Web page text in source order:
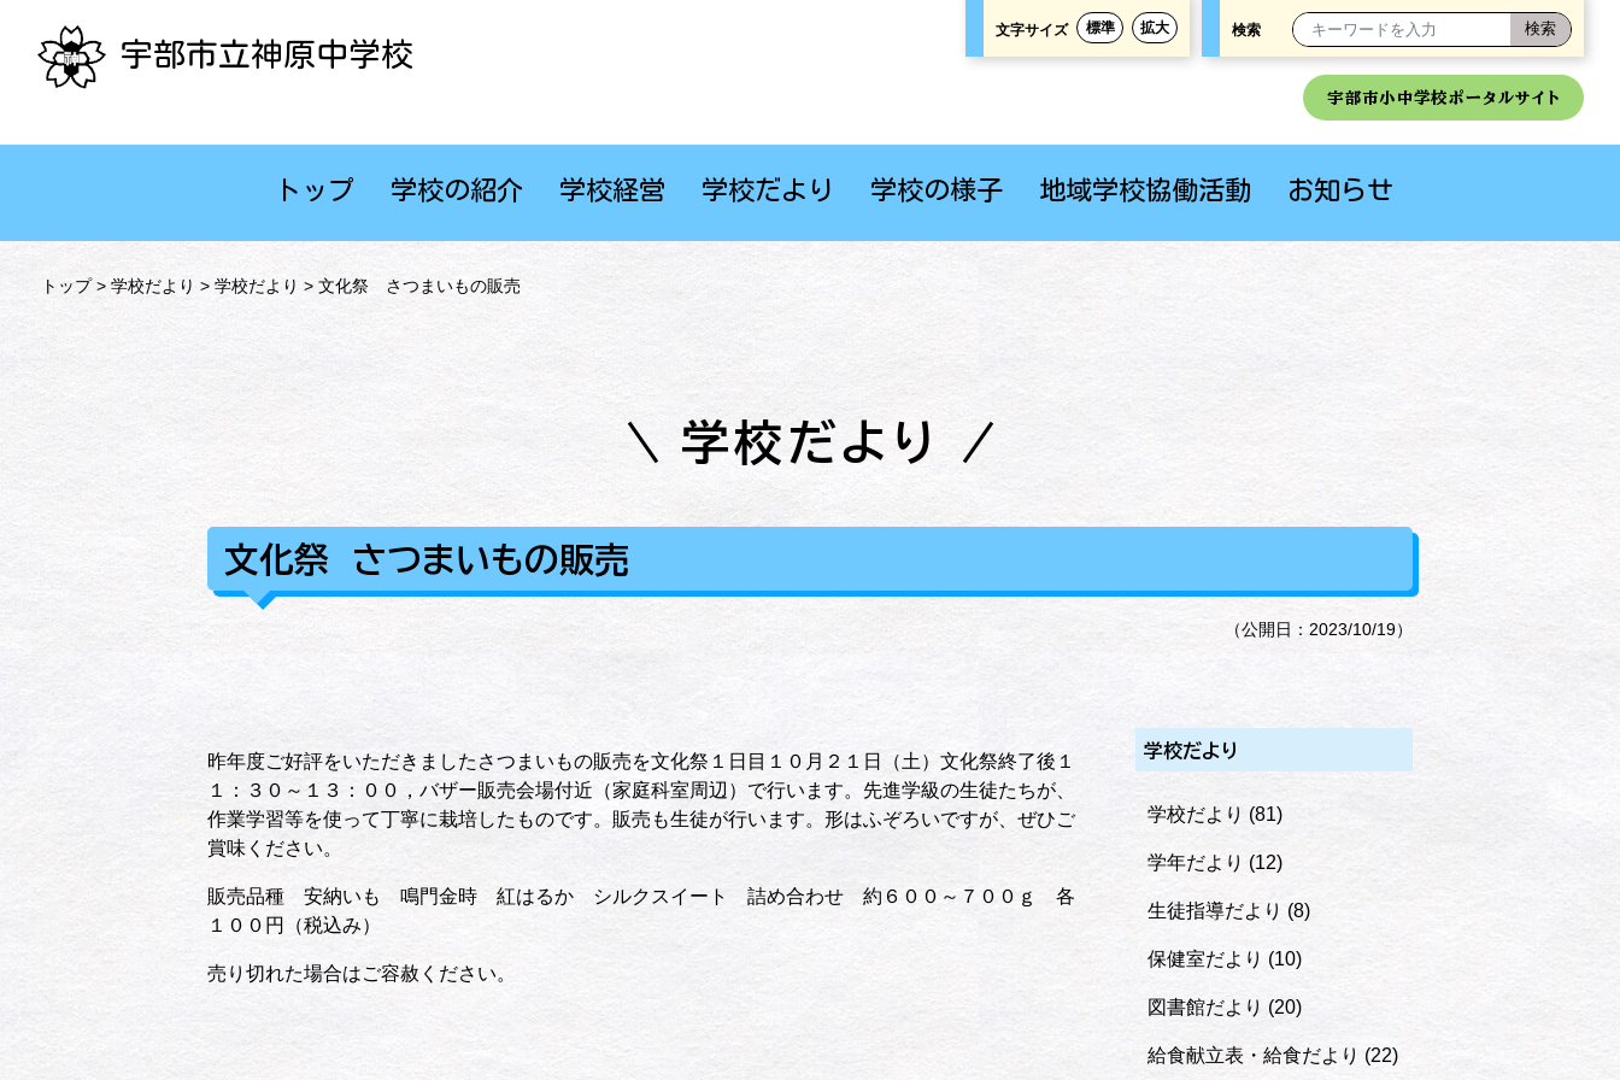
宇部市立神原中学校
文字サイズ 標準 拡大 検索
宇部市小中学校ポータルサイト
トップ 学校の紹介 学校経営 学校だより 学校の様子 地域学校協働活動 お知らせ
トップ> 学校だより > 学校だより > 文化祭 さつまいもの販売
学校だより
文化祭 さつまいもの販売
（公開日：2023/10/19）
昨年度ご好評をいただきましたさつまいもの販売を文化祭１日目１０月２１日（土）文化祭終了後１
１：３０～１３：００，バザー販売会場付近（家庭科室周辺）で行います。先進学級の生徒たちが、
作業学習等を使って丁寧に栽培したものです。販売も生徒が行います。形はふぞろいですが、ぜひご
賞味ください。
販売品種 安納いも 鳴門金時 紅はるか シルクスイート 詰め合わせ 約６００～７００ｇ 各
１００円（税込み）
売り切れた場合はご容赦ください。
学校だより
学校だより (81)
学年だより (12)
生徒指導だより (8)
保健室だより (10)
図書館だより (20)
給食献立表・給食だより (22)